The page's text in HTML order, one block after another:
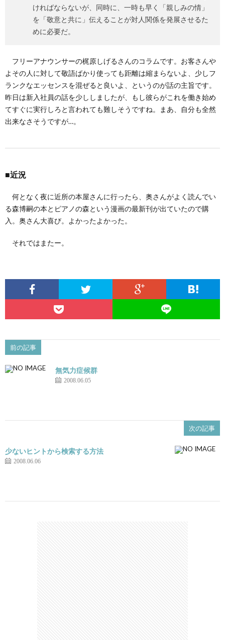
ければならないが、同時に、一時も早く「親しみの情」
を「敬意と共に」伝えることが対人関係を発展させるた
めに必要だ。
フリーアナウンサーの梶原しげるさんのコラムです。お客さんや
よその人に対して敬語ばかり使っても距離は縮まらないよ、少しフ
ランクなエッセンスを混ぜると良いよ、というのが話の主旨です。
昨日は新入社員の話を少ししましたが、もし彼らがこれを働き始め
てすぐに実行しろと言われても難しそうですね。まあ、自分も全然
出来なさそうですが…。
■近況
何となく夜に近所の本屋さんに行ったら、奥さんがよく読んでい
る森博嗣の本とピアノの森という漫画の最新刊が出ていたので購
入。奥さん大喜び。よかったよかった。
それではまたー。
前の記事
無気力症候群
2008.06.05
次の記事
少ないヒントから検索する方法
2008.06.06